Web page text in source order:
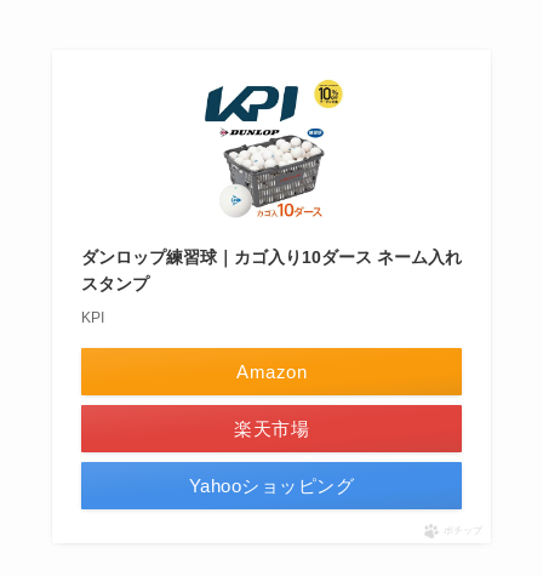
ダンロップ練習球｜カゴ入り10ダース ネーム入れ
スタンプ
KPI
Amazon
楽天市場
Yahooショッピング
ポチップ